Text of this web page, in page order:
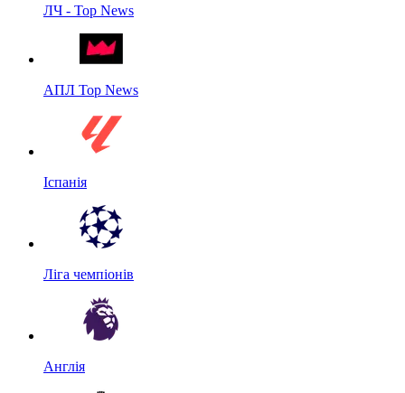
ЛЧ - Top News
АПЛ Top News
Іспанія
Ліга чемпіонів
Англія